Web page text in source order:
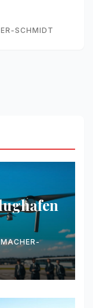
SCHMIDT